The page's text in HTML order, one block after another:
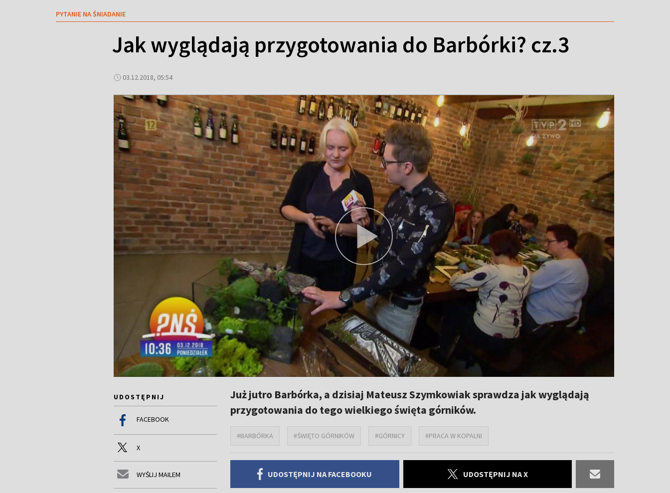
PYTANIE NA ŚNIADANIE
Jak wyglądają przygotowania do Barbórki? cz.3
03.12.2018, 05:54
UDOSTĘPNIJ
FACEBOOK
X
WYŚLIJ MAILEM
Już jutro Barbórka, a dzisiaj Mateusz Szymkowiak sprawdza jak wyglądają
przygotowania do tego wielkiego święta górników.
#BARBÓRKA #ŚWIĘTO GÓRNIKÓW #GÓRNICY #PRACA W KOPALNI
UDOSTĘPNIJ NA FACEBOOKU UDOSTĘPNIJ NA X